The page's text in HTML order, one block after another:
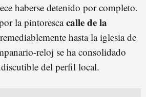
haberse detenido por completo.
la pintorescacalle de la
hasta la iglesia de
reloj se ha consolidado
del perfil local.